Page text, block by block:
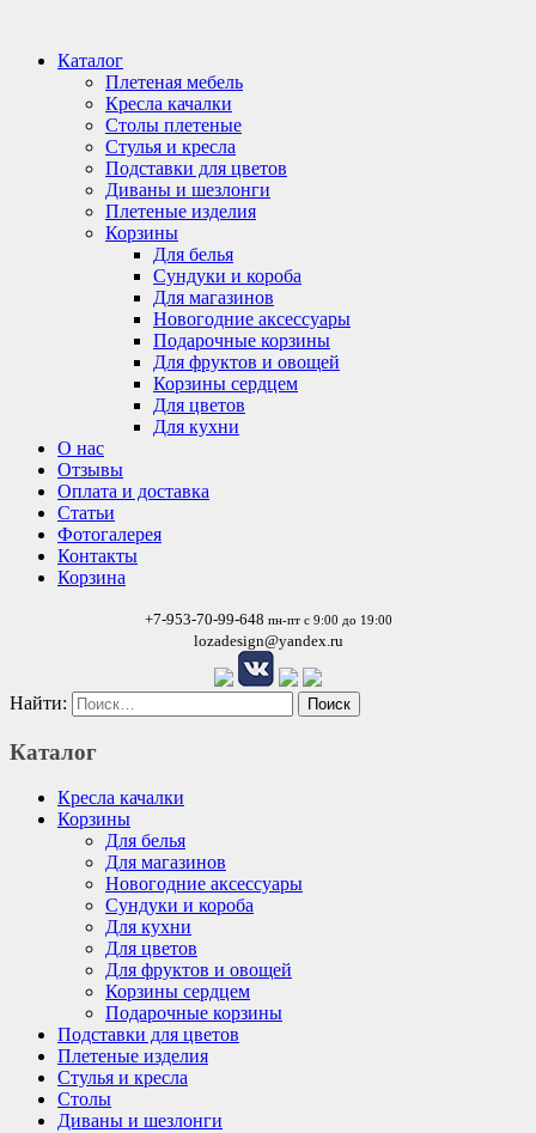
Каталог
Плетеная мебель
Кресла качалки
Столы плетеные
Стулья и кресла
Подставки для цветов
Диваны и шезлонги
Плетеные изделия
Корзины
Для белья
Сундуки и короба
Для магазинов
Новогодние аксессуары
Подарочные корзины
Для фруктов и овощей
Корзины сердцем
Для цветов
Для кухни
О нас
Отзывы
Оплата и доставка
Статьи
Фотогалерея
Контакты
Корзина
+7-953-70-99-648 пн-пт с 9:00 до 19:00
lozadesign@yandex.ru
Найти:
Каталог
Кресла качалки
Корзины
Для белья
Для магазинов
Новогодние аксессуары
Сундуки и короба
Для кухни
Для цветов
Для фруктов и овощей
Корзины сердцем
Подарочные корзины
Подставки для цветов
Плетеные изделия
Стулья и кресла
Столы
Диваны и шезлонги